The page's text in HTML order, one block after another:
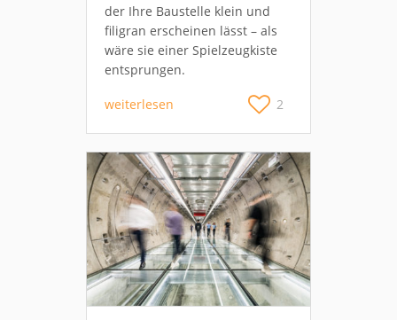
der Ihre Baustelle klein und
filigran erscheinen lässt – als
wäre sie einer Spielzeugkiste
entsprungen.
weiterlesen 2